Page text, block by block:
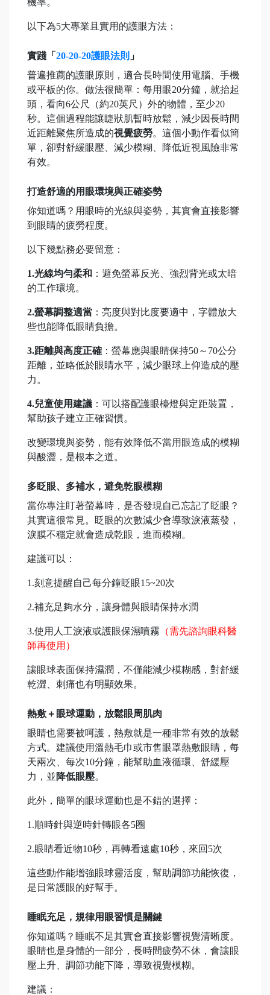
以下為5大專業且實用的護眼方法：
實踐「 20-20-20護眼法則 」
普遍推薦的護眼原則，適合長時間使用電腦、手機
或平板的你。做法很簡單：每用眼20分鐘，就抬起
頭，看向6公尺（約20英尺）外的物體，至少20
秒。這個過程能讓睫狀肌暫時放鬆，減少因長時間
近距離聚焦所造成的視覺疲勞。這個小動作看似簡
單，卻對舒緩眼壓、減少模糊、降低近視風險非常
有效。
打造舒適的用眼環境與正確姿勢
你知道嗎？用眼時的光線與姿勢，其實會直接影響
到眼睛的疲勞程度。
以下幾點務必要留意：
1.光線均勻柔和 ：避免螢幕反光、強烈背光或太暗
的工作環境。
2.螢幕調整適當 ：亮度與對比度要適中，字體放大
些也能降低眼睛負擔。
3.距離與高度正確 ：螢幕應與眼睛保持50～70公分
距離，並略低於眼睛水平，減少眼球上仰造成的壓
力。
4.兒童使用建議 ：可以搭配護眼檯燈與定距裝置，
幫助孩子建立正確習慣。
改變環境與姿勢，能有效降低不當用眼造成的模糊
與酸澀，是根本之道。
多眨眼、多補水，避免乾眼模糊
當你專注盯著螢幕時，是否發現自己忘記了眨眼？
其實這很常見。眨眼的次數減少會導致淚液蒸發，
淚膜不穩定就會造成乾眼，進而模糊。
建議可以：
1.刻意提醒自己每分鐘眨眼15~20次
2.補充足夠水分，讓身體與眼睛保持水潤
3.使用人工淚液或護眼保濕噴霧 （需先諮詢眼科醫
師再使用）
讓眼球表面保持濕潤，不僅能減少模糊感，對舒緩
乾澀、刺痛也有明顯效果。
熱敷＋眼球運動，放鬆眼周肌肉
眼睛也需要被呵護，熱敷就是一種非常有效的放鬆
方式。建議使用溫熱毛巾或市售眼罩熱敷眼睛，每
天兩次、每次10分鐘，能幫助血液循環、舒緩壓
力，並降低眼壓。
此外，簡單的眼球運動也是不錯的選擇：
1.順時針與逆時針轉眼各5圈
2.眼睛看近物10秒，再轉看遠處10秒，來回5次
這些動作能增強眼球靈活度，幫助調節功能恢復，
是日常護眼的好幫手。
睡眠充足，規律用眼習慣是關鍵
你知道嗎？睡眠不足其實會直接影響視覺清晰度。
眼睛也是身體的一部分，長時間疲勞不休，會讓眼
壓上升、調節功能下降，導致視覺模糊。
建議：